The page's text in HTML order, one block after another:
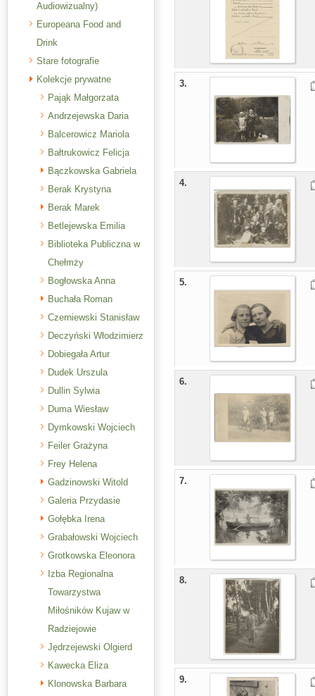
Audiowizualny)
Europeana Food and
Drink
Stare fotografie
Kolekcje prywatne
Pająk Małgorzata
Andrzejewska Daria
Balcerowicz Mariola
Bałtrukowicz Felicja
Bączkowska Gabriela
Berak Krystyna
Berak Marek
Betlejewska Emilia
Biblioteka Publiczna w
Chełmży
Bogłowska Anna
Buchała Roman
Czerniewski Stanisław
Deczyński Włodzimierz
Dobiegała Artur
Dudek Urszula
Dullin Sylwia
Duma Wiesław
Dymkowski Wojciech
Feiler Grażyna
Frey Helena
Gadzinowski Witold
Galeria Przydasie
Gołębka Irena
Grabałowski Wojciech
Grotkowska Eleonora
Izba Regionalna
Towarzystwa
Miłośników Kujaw w
Radziejowie
Jędrzejewski Olgierd
Kawecka Eliza
Klonowska Barbara
3.
4.
5.
6.
7.
8.
9.